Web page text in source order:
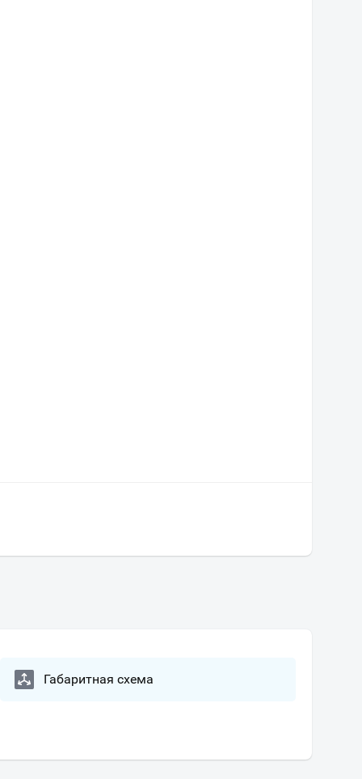
Габаритная схема